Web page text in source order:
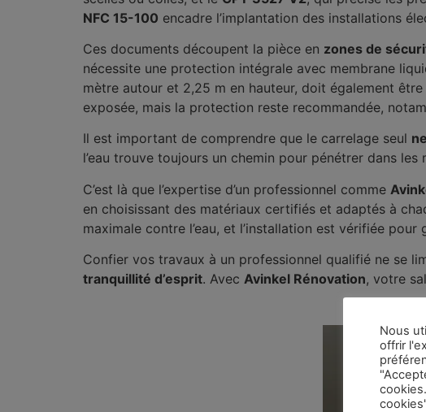
NFC 15-100 encadre l’implantation des installations
Ces documents découpent la pièce en zones de
nécessite une protection intégrale avec membrane
mètre autour et 2,25 m en hauteur, doit également
exposée, mais la protection reste recommandée,
Il est important de comprendre que le carrelage seul
l’eau trouve toujours un chemin pour pénétrer dans
C’est là que l’expertise d’un professionnel comme
en choisissant des matériaux certifiés et adaptés à
maximale contre l’eau, et l’installation est vérifiée
Confier vos travaux à un professionnel qualifié ne se
tranquillité d’esprit. Avec Avinkel Rénovation, votre
Nous
offrir